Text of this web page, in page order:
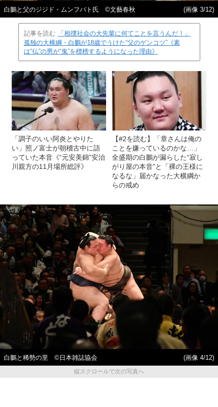
白鵬と父のジジド・ムンフバト氏 ©文藝春秋 (画像 3/12)
記事を読む
「相撲社会の大先輩に何てことを言うんだ！」
孤独の大横綱・白鵬が18歳でうけた“父のゲンコツ”《素
は“仏”の男が“鬼”を標榜するようになった理由》
「調子のいい阿炎とやりた
い」照ノ富士が朝稽古中に語
っていた本音《“元安美錦”安治
川親方の11月場所総評》
【#2を読む】「章さんは俺の
ことを嫌っているのかな…」
全盛期の白鵬が漏らした“寂し
がり屋の本音”と「裸の王様に
なるな」届かなった大横綱か
らの戒め
白鵬と稀勢の里 ©日本雑誌協会
(画像 4/12)
縦スクロールで次の写真へ